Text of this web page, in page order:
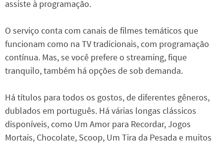
assiste à programação.
O serviço conta com canais de filmes temáticos que
funcionam como na TV tradicionais, com programação
contínua. Mas, se você prefere o streaming, fique
tranquilo, também há opções de sob demanda.
Há títulos para todos os gostos, de diferentes gêneros,
dublados em português. Há várias longas clássicos
disponíveis, como Um Amor para Recordar, Jogos
Mortais, Chocolate, Scoop, Um Tira da Pesada e muitos